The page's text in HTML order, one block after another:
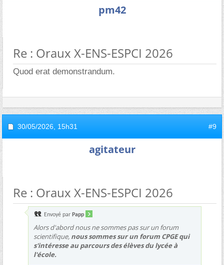
pm42
Re : Oraux X-ENS-ESPCI 2026
Quod erat demonstrandum.
30/05/2026, 15h31 #9
agitateur
Re : Oraux X-ENS-ESPCI 2026
Envoyé par Papp
Alors d'abord nous ne sommes pas sur un forum
scientifique, nous sommes sur un forum CPGE qui
s'intéresse au parcours des élèves du lycée à
l'école.